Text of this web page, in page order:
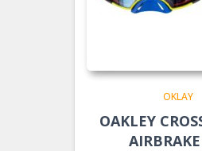
OKLAY
OAKLEY